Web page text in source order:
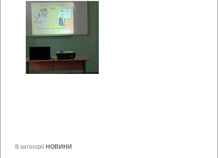
В категоріїНОВИНИ